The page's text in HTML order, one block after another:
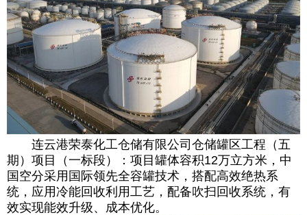
连云港荣泰化工仓储有限公司仓储罐区工程（五
期）项目（一标段）：项目罐体容积12万立方米，中
国空分采用国际领先全容罐技术，搭配高效绝热系
统，应用冷能回收利用工艺，配备吹扫回收系统，有
效实现能效升级、成本优化。